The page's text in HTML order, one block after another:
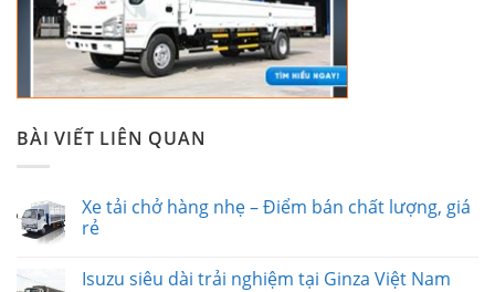
BÀI VIẾT LIÊN QUAN
Xe tải chở hàng nhẹ – Điểm bán chất lượng, giá
rẻ
Isuzu siêu dài trải nghiệm tại Ginza Việt Nam